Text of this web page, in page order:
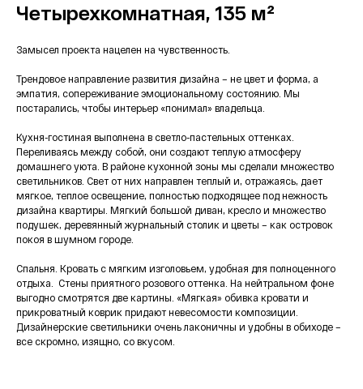
Четырехкомнатная, 135 м²
Замысел проекта нацелен на чувственность.
Трендовое направление развития дизайна – не цвет и форма, а
эмпатия, сопереживание эмоциональному состоянию. Мы
постарались, чтобы интерьер «понимал» владельца.
Кухня-гостиная выполнена в светло-пастельных оттенках.
Переливаясь между собой, они создают теплую атмосферу
домашнего уюта. В районе кухонной зоны мы сделали множество
светильников. Свет от них направлен теплый и, отражаясь, дает
мягкое, теплое освещение, полностью подходящее под нежность
дизайна квартиры. Мягкий большой диван, кресло и множество
подушек, деревянный журнальный столик и цветы – как островок
покоя в шумном городе.
Спальня. Кровать с мягким изголовьем, удобная для полноценного
отдыха. Стены приятного розового оттенка. На нейтральном фоне
выгодно смотрятся две картины. «Мягкая» обивка кровати и
прикроватный коврик придают невесомости композиции.
Дизайнерские светильники очень лаконичны и удобны в обиходе –
все скромно, изящно, со вкусом.